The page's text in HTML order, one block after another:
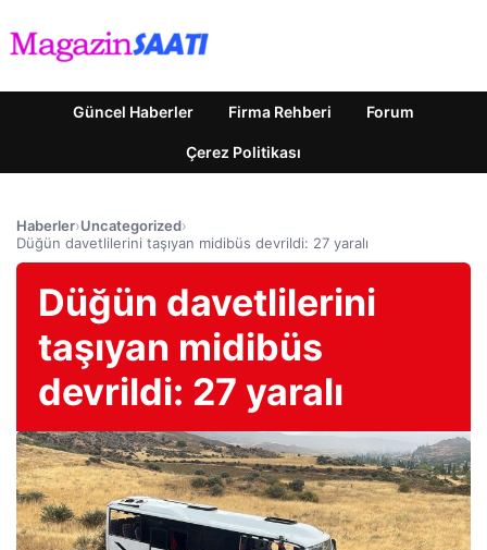
Güncel Haberler Firma Rehberi Forum
Çerez Politikası
Haberler›Uncategorized›
Düğün davetlilerini taşıyan midibüs devrildi: 27 yaralı
Düğün davetlilerini
taşıyan midibüs
devrildi: 27 yaralı